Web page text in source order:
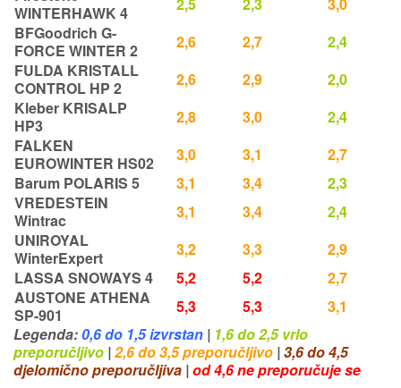
WINTERHAWK 4
2,5 2,3
3,0
BFGoodrich G-
FORCE WINTER 2
2,6 2,7
2,4
FULDA KRISTALL
CONTROL HP 2
2,6 2,9
2,0
Kleber KRISALP
HP3
2,8 3,0
2,4
FALKEN
EUROWINTER HS02
3,0 3,1
2,7
Barum POLARIS 5
3,1 3,4
2,3
VREDESTEIN
Wintrac
3,1 3,4
2,4
UNIROYAL
WinterExpert
3,2 3,3
2,9
LASSA SNOWAYS 4
5,2 5,2
2,7
AUSTONE ATHENA
SP-901
5,3 5,3
3,1
Legenda:0,6 do 1,5 izvrstan | 1,6 do 2,5 vrlo
preporučljivo |2,6 do 3,5 preporučljivo |3,6 do 4,5
djelomično preporučljiva |od 4,6 ne preporučuje se